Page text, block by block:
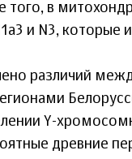
того, в
и N3,
различий
Y-
древние